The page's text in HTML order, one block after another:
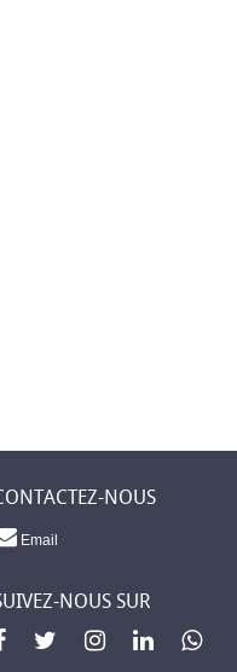
NOUS
Email
NOUS SUR